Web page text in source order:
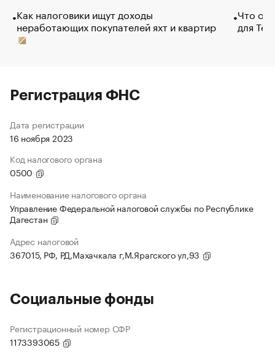
Как налоговики ищут доходы
неработающих покупателей яхт и квартир
Что
для
Регистрация ФНС
Дата регистрации
16 ноября 2023
Код налогового органа
0500
Наименование налогового органа
Управление Федеральной налоговой службы по Республике
Дагестан
Адрес налоговой
367015, РФ, РД,Махачкала г,М.Ярагского ул,93
Социальные фонды
Регистрационный номер СФР
1173393065